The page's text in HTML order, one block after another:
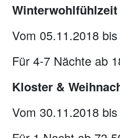
Winterwohlfühlzeit
Vom 05.11.2018
Für 4-7 Nächte ab
Kloster &
Vom 30.11.2018